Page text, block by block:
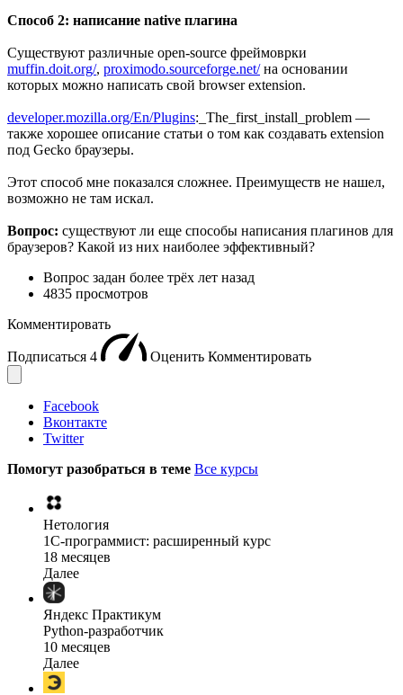
Способ 2: написание native плагина
Существуют различные open-source фреймоврки
muffin.doit.org/, proximodo.sourceforge.net/на основании
которых можно написать свой browser extension.
developer.mozilla.org/En/Plugins:_The_first_install_problem —
также хорошее описание статьи о том как создавать extension
под Gecko браузеры.
Этот способ мне показался сложнее. Преимуществ не нашел,
возможно не там искал.
Вопрос: существуют ли еще способы написания плагинов для
браузеров? Какой из них наиболее эффективный?
Вопрос задан более трёх лет назад
4835 просмотров
Комментировать
Подписаться 4 Оценить Комментировать
Facebook
Вконтакте
Twitter
Помогут разобраться в теме Все курсы
Нетология
1C-программист: расширенный курс
18 месяцев
Далее
Яндекс Практикум
Python-разработчик
10 месяцев
Далее